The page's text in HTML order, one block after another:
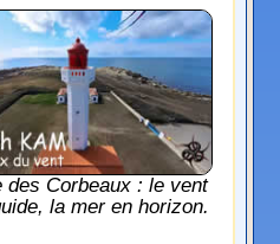
des Corbeaux : le vent
la mer en horizon.